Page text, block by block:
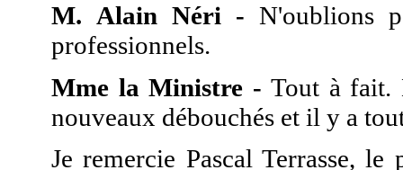
M. Alain Néri - N'oublions
professionnels.
Mme la Ministre - Tout à fait.
nouveaux débouchés et il y a
Je remercie Pascal Terrasse,